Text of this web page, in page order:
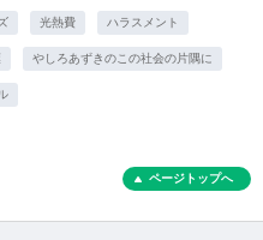
光熱費 ハラスメント
やしろあずきのこの社会の片隅に
ページトップへ